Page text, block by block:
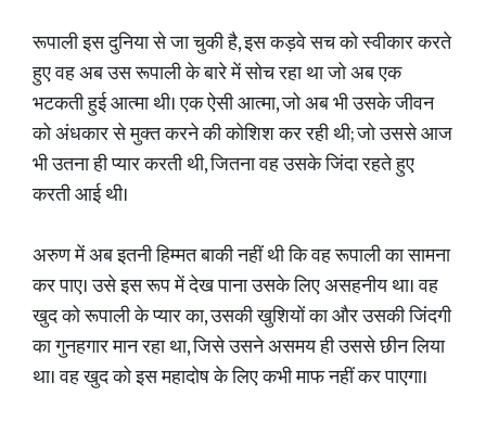
​रूपाली इस दुनिया से जा चुकी है, इस कड़वे सच को स्वीकार करते
हुए वह अब उस रूपाली के बारे में सोच रहा था जो अब एक
भटकती हुई आत्मा थी। एक ऐसी आत्मा, जो अब भी उसके जीवन
को अंधकार से मुक्त करने की कोशिश कर रही थी; जो उससे आज
भी उतना ही प्यार करती थी, जितना वह उसके जिंदा रहते हुए
करती आई थी।
​अरुण में अब इतनी हिम्मत बाकी नहीं थी कि वह रूपाली का सामना
कर पाए। उसे इस रूप में देख पाना उसके लिए असहनीय था। वह
खुद को रूपाली के प्यार का, उसकी खुशियों का और उसकी जिंदगी
का गुनहगार मान रहा था, जिसे उसने असमय ही उससे छीन लिया
था। वह खुद को इस महादोष के लिए कभी माफ नहीं कर पाएगा।